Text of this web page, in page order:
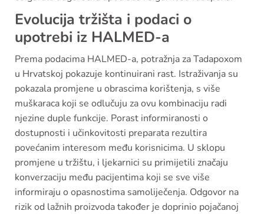
Evolucija tržišta i podaci o
upotrebi iz HALMED-a
Prema podacima HALMED-a, potražnja za Tadapoxom
u Hrvatskoj pokazuje kontinuirani rast. Istraživanja su
pokazala promjene u obrascima korištenja, s više
muškaraca koji se odlučuju za ovu kombinaciju radi
njezine duple funkcije. Porast informiranosti o
dostupnosti i učinkovitosti preparata rezultira
povećanim interesom među korisnicima. U sklopu
promjene u tržištu, i ljekarnici su primijetili značaju
konverzaciju među pacijentima koji se sve više
informiraju o opasnostima samoliječenja. Odgovor na
rizik od lažnih proizvoda također je doprinio pojačanoj